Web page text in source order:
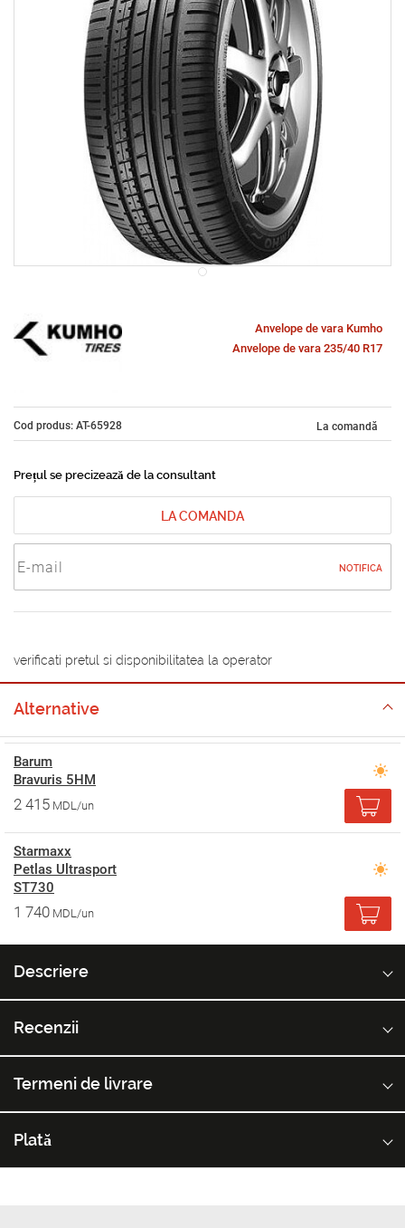
Anvelope de vara Kumho
Anvelope de vara 235/40 R17
Cod produs: AT-65928 La comandă
Prețul se precizează de la consultant
LA COMANDA
NOTIFICA
verificati pretul si disponibilitatea la operator
Alternative
Barum
Bravuris 5HM
2 415 MDL/un
Starmaxx
Petlas Ultrasport
ST730
1 740 MDL/un
Descriere
Recenzii
Termeni de livrare
Plată